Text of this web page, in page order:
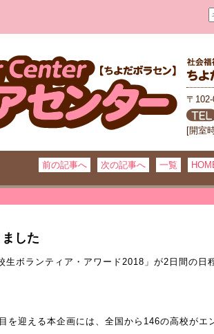
〒
[開室
前の記事へ 次の記事へ 一覧
した
ボランティア・アワード2018」が2日間の日
を迎える本企画には、全国から146の高校がエ